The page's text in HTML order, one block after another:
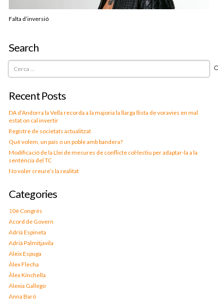
Falta d’inversió
Search
Cerca:
Recent Posts
DA d’Andorra la Vella recorda a la majoria la llarga llista de voravies en mal
estat on cal invertir
Registre de societats actualitzat
Què volem, un país o un poble amb bandera?
Modificació de la Llei de mesures de conflicte col·lectiu per adaptar-la a la
sentència del TC
No voler creure’s la realitat
Categories
10è Congrés
Acord de Govern
Adrià Espineta
Adrià Palmitjavila
Aleix Espuga
Àlex Flecha
Àlex Kinchella
Alexia Gallego
Anna Baró